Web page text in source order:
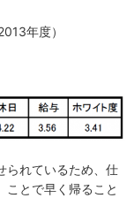
年度）
られているため、仕
ことで早く帰ること